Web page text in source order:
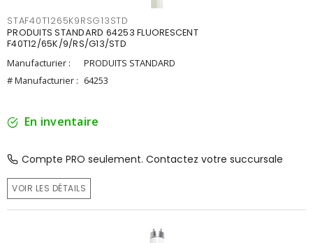
STAF40T1265K9RSG13STD
PRODUITS STANDARD 64253 FLUORESCENT
F40T12/65K/9/RS/G13/STD
Manufacturier :
PRODUITS STANDARD
# Manufacturier : 64253
En inventaire
Compte PRO seulement. Contactez votre succursale
VOIR LES DÉTAILS